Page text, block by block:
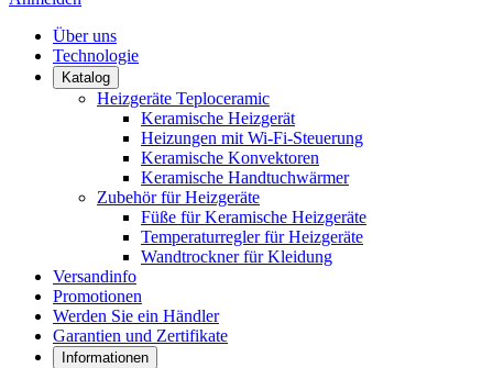
Über uns
Technologie
Katalog
Heizgeräte Teploceramic
Keramische Heizgerät
Heizungen mit Wi-Fi-Steuerung
Keramische Konvektoren
Keramische Handtuchwärmer
Zubehör für Heizgeräte
Füße für Keramische Heizgeräte
Temperaturregler für Heizgeräte
Wandtrockner für Kleidung
Versandinfo
Promotionen
Werden Sie ein Händler
Garantien und Zertifikate
Informationen